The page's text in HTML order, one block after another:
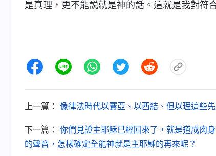
是真理，更不能説就是神的話。這就是我對符
上一篇： 像律法時代以賽亞、以西結、但以理這些
下一篇： 你們見證主耶穌已經回來了，就是道成肉
的聲音，怎樣確定全能神就是主耶穌的再來呢？